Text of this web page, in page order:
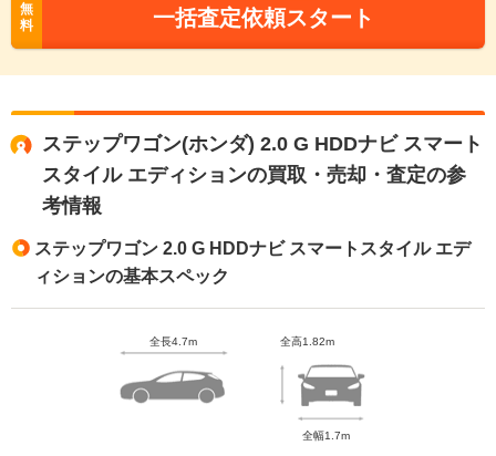
無
料
一括査定依頼スタート
ステップワゴン(ホンダ) 2.0 G HDDナビ スマート
スタイル エディションの買取・売却・査定の参
考情報
ステップワゴン 2.0 G HDDナビ スマートスタイル エデ
ィションの基本スペック
全長4.7m 全高1.82m
全幅1.7m